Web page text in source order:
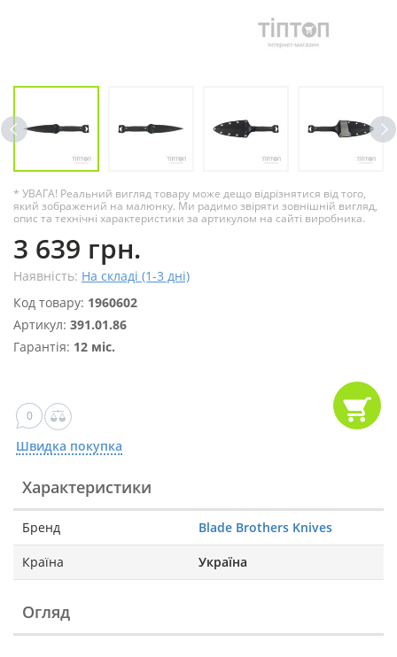
* УВАГА! Реальний вигляд товару може дещо відрізнятися від того,
який зображений на малюнку. Ми радимо звіряти зовнішній вигляд,
опис та технічні характеристики за артикулом на сайті виробника.
3 639 грн.
Наявність: На складі (1-3 дні)
Код товару: 1960602
Артикул: 391.01.86
Гарантія: 12 міс.
0
Швидка покупка
Характеристики
Бренд Blade Brothers Knives
Країна Україна
Огляд